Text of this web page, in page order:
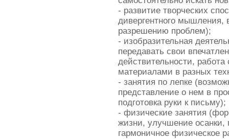
- развитие творческих
дивергентного мышления,
разрешению проблем);
- изобразительная
передавать свои
действительности,
материалами в разных
- занятия по лепке
представление о нем в
подготовка руки к письму);
- физические занятия
жизни, улучшение осанки,
гармоничное физическое